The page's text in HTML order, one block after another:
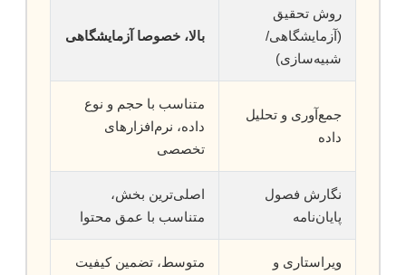
روش تحقیق
(آزمایشگاهی/
شبیه‌سازی)
بالا، خصوصا آزمایشگاهی
جمع‌آوری و تحلیل
داده
متناسب با حجم و نوع
داده، نرم‌افزارهای
تخصصی
نگارش فصول
پایان‌نامه
اصلی‌ترین بخش،
متناسب با عمق محتوا
ویراستاری و
متوسط، تضمین کیفیت